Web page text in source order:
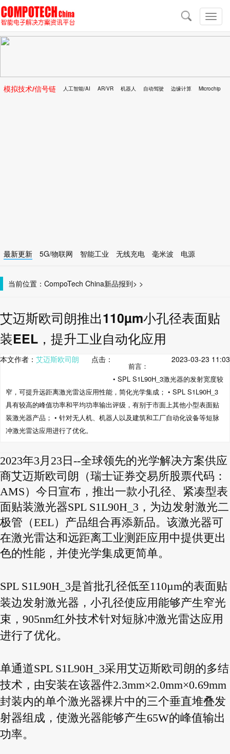
切
换
导
导
航
模拟技术/信号链 人工智能/AI AR/VR 机器人 自动驾驶 边缘计算 Microchip
最新更新 5G/物联网 智能工业 无线充电 毫米波
电源
当前位置： CompoTech China >
新品报到 >
艾迈斯欧司朗推出110µm小孔径表面贴
装EEL，提升工业自动化应用
本文作者： 艾迈斯欧司朗 点击： 2023-03-23 11:03
前言：
• SPL S1L90H_3激光器的发射宽度较
窄，可提升远距离激光雷达应用性能，简化光学集成； • SPL S1L90H_3
具有较高的峰值功率和平均功率输出评级，有别于市面上其他小型表面贴
装激光器产品； • 针对无人机、机器人以及建筑和工厂自动化设备等短脉
冲激光雷达应用进行了优化。
2023年3月23日--全球领先的光学解决方案供应
商艾迈斯欧司朗（瑞士证券交易所股票代码：
AMS）今日宣布，推出一款小孔径、紧凑型表
面贴装激光器SPL S1L90H_3，为边发射激光二
极管（EEL）产品组合再添新品。该激光器可
在激光雷达和远距离工业测距应用中提供更出
色的性能，并使光学集成更简单。
SPL S1L90H_3是首批孔径低至110µm的表面贴
装边发射激光器，小孔径使应用能够产生窄光
束，905nm红外技术针对短脉冲激光雷达应用
进行了优化。
单通道SPL S1L90H_3采用艾迈斯欧司朗的多结
技术，由安装在该器件2.3mm×2.0mm×0.69mm
封装内的单个激光器裸片中的三个垂直堆叠发
射器组成，使激光器能够产生65W的峰值输出
功率。